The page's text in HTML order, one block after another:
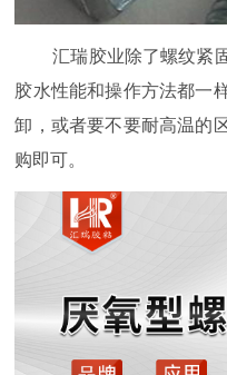
汇瑞胶业除了螺纹紧
胶水性能和操作方法都一
卸，或者要不要耐高温的
购即可。